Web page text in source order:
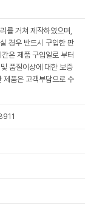
를 거쳐 제작하였으며,
경우 반드시 구입한 판
은 제품 구입일로 부터
품질이상에 대한 보증
제품은 고객부담으로 수